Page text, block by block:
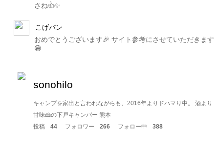
さね👍✨
こげパン
おめでとうございます🎉 サイト参考にさせていただきます
😁
sonohilo
キャンプを家出と言われながらも、2016年よりドハマり中。 酒より
甘味🍰の下戸キャンパー 熊本
投稿
44 フォロワー 266 フォロー中 388